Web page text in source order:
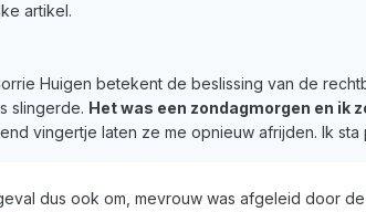
artikel.
Huigen betekent de beslissing van de
slingerde. Het was een zondagmorgen en ik
vingertje laten ze me opnieuw afrijden. Ik
dus ook om, mevrouw was afgeleid door